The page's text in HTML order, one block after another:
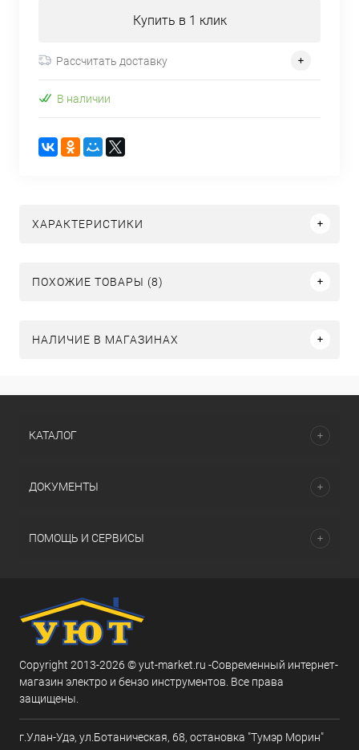
Купить в 1 клик
Рассчитать доставку
В наличии
ХАРАКТЕРИСТИКИ
ПОХОЖИЕ ТОВАРЫ (8)
НАЛИЧИЕ В МАГАЗИНАХ
КАТАЛОГ
ДОКУМЕНТЫ
ПОМОЩЬ И СЕРВИСЫ
Copyright 2013-2026 © yut-market.ru -Современный интернет-
магазин электро и бензо инструментов. Все права
защищены.
г.Улан-Удэ, ул.Ботаническая, 68, остановка "Тумэр Морин"